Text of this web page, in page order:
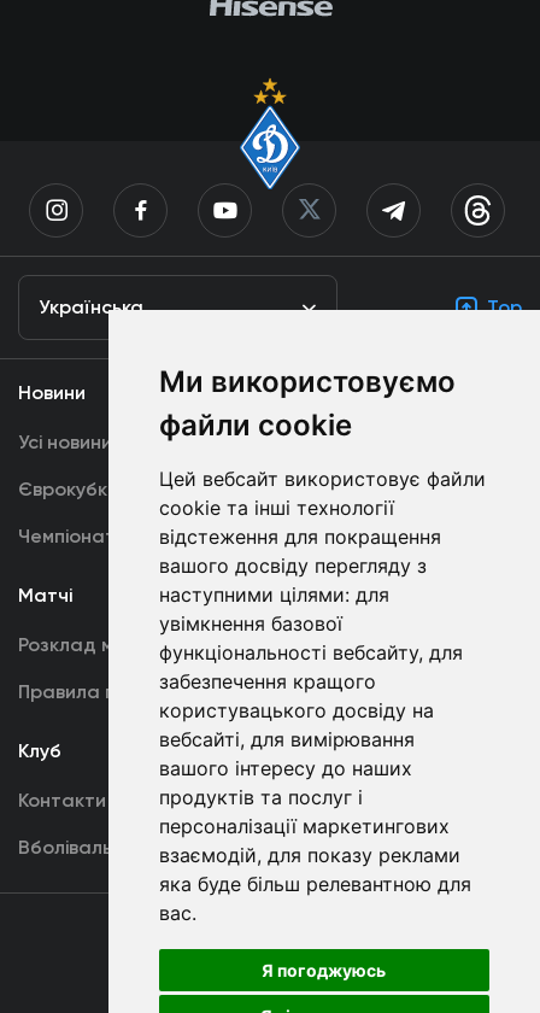
Ми використовуємо
файли cookie
Цей вебсайт використовує файли
cookie та інші технології
відстеження для покращення
вашого досвіду перегляду з
наступними цілями: для
увімкнення базової
функціональності вебсайту, для
забезпечення кращого
користувацького досвіду на
вебсайті, для вимірювання
вашого інтересу до наших
продуктів та послуг і
персоналізації маркетингових
взаємодій, для показу реклами
яка буде більш релевантною для
вас.
Я погоджуюсь
Українська Top
Новини
Усі новини
Єврокубки
Чемпіонат України
Медіа
Динамо TV
Фотогалерея
Акредитація
Матчі
Розклад матчів
Правила поведінки
Команда
Перша команда
U19
Клуб
Контакти
Вболівальникам
Угода
користувача